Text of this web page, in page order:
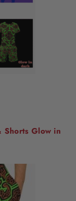
Shorts Glow in